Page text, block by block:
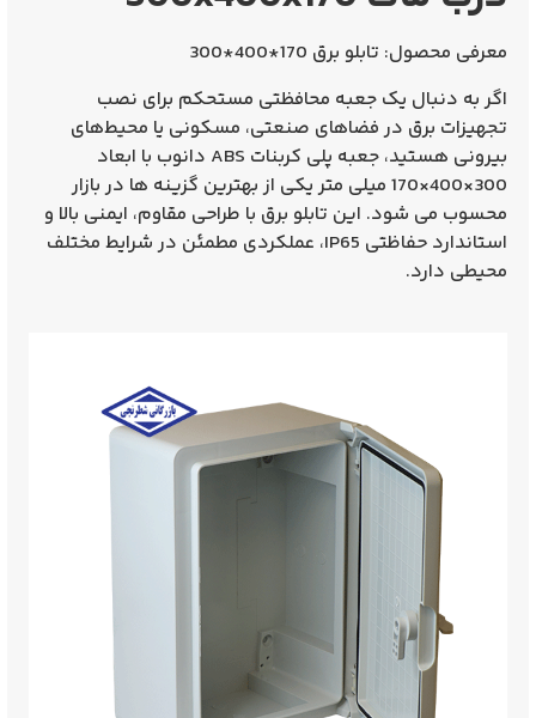
معرفی محصول: تابلو برق 170*400*300
اگر به‌ دنبال یک جعبه محافظتی مستحکم برای نصب
تجهیزات برق در فضاهای صنعتی، مسکونی یا محیط‌های
بیرونی هستید، جعبه پلی کربنات ABS دانوب با ابعاد
300×400×170 میلی‌ متر یکی از بهترین گزینه‌ ها در بازار
محسوب می‌ شود. این تابلو برق با طراحی مقاوم، ایمنی بالا و
استاندارد حفاظتی IP65، عملکردی مطمئن در شرایط مختلف
محیطی دارد.